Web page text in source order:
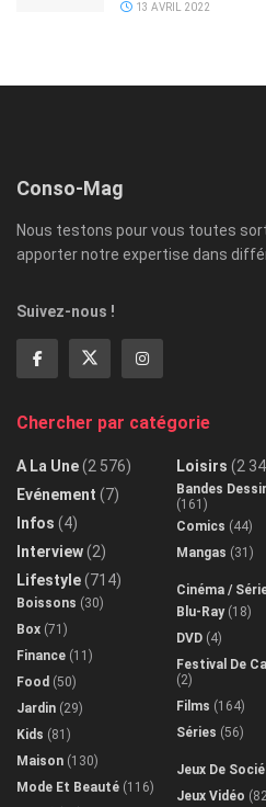
13 AVRIL 2022
Conso-Mag
Nous testons pour vous toutes
apporter notre expertise dans
Suivez-nous !
Chercher par catégorie
A La Une(2 576)
Evénement (7)
Infos (4)
Interview(2)
Lifestyle(714)
Boissons (30)
Box (71)
Finance (11)
Food (50)
Jardin (29)
Kids (81)
Maison (130)
Mode Et Beauté (116)
Loisirs (2
Bandes
(161)
Comics (44)
Mangas (31)
Cinéma /
Blu-Ray(18)
DVD (4)
Festival De
(2)
Films (164)
Séries (56)
Jeux De
Jeux Vidéo